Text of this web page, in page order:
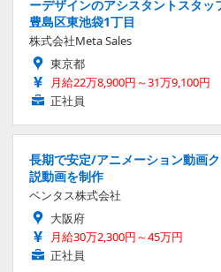
ーデザインのアシスタントスタ
豊島区東池袋1丁目
株式会社Meta Sales
東京都
月給22万8,900円～31万9,100円
正社員
長期で安定/アニメーション動画
説動画を制作
ベンタス株式会社
大阪府
月給30万2,300円～45万円
正社員